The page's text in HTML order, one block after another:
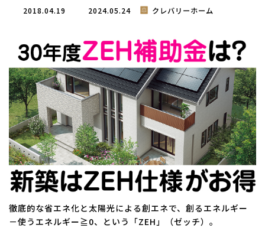
2018.04.19
最
新
日
:
2024.05.24 クレバリーホーム
徹底的な省エネ化と太陽光による創エネで、創るエネルギー
－使うエネルギー≧0、という「ZEH」（ゼッチ）。